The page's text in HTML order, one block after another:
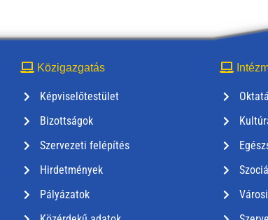
Közigazgatás
Képviselőtestület
Bizottságok
Szervezeti felépítés
Hirdetmények
Pályázatok